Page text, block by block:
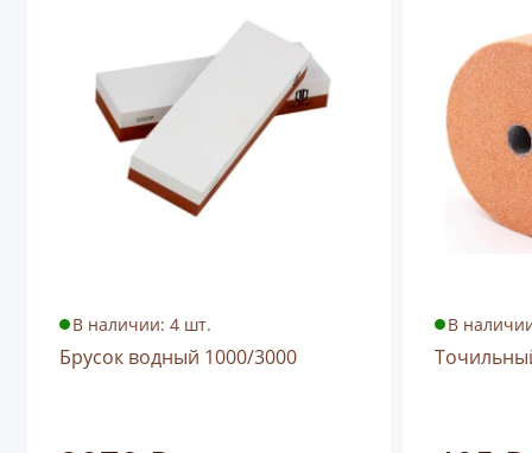
В наличии: 4 шт.
Брусок водный 1000/3000
В